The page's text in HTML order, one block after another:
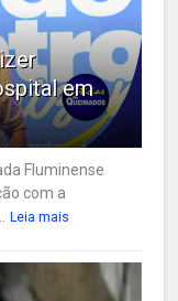
em
Fluminense
com a
Leia mais